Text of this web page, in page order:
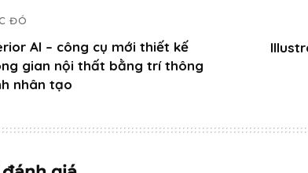
ĐÓ
AI – công cụ mới thiết kế
gian nội thất bằng trí thông
nhân tạo